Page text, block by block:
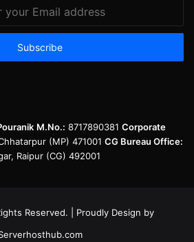
M.No.: 8717890381 Corporate
(MP) 471001 CG Bureau Office:
Raipur (CG) 492001
Reserved. | Proudly Design by